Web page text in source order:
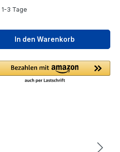
3 Tage
den
In den Warenkorb